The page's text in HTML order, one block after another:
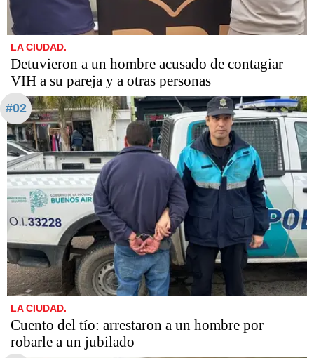
LA CIUDAD.
Detuvieron a un hombre acusado de contagiar
VIH a su pareja y a otras personas
#02
LA CIUDAD.
Cuento del tío: arrestaron a un hombre por
robarle a un jubilado